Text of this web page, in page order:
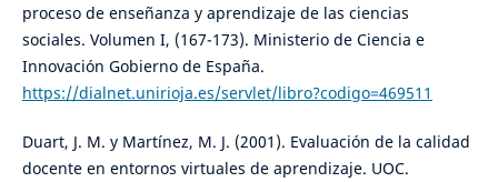
proceso de enseñanza y aprendizaje de las ciencias
sociales. Volumen I, (167-173). Ministerio de Ciencia e
Innovación Gobierno de España.
https://dialnet.unirioja.es/servlet/libro?codigo=469511
Duart, J. M. y Martínez, M. J. (2001). Evaluación de la calidad
docente en entornos virtuales de aprendizaje. UOC.